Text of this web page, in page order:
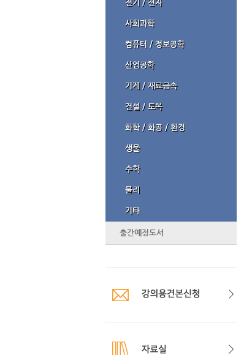
전기 / 전자
사회과학
컴퓨터 / 정보공학
산업공학
기계 / 재료금속
건설 / 토목
화학 / 화공 / 환경
생물
수학
물리
기타
출간예정도서